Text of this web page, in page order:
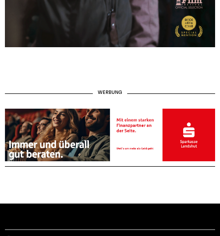
WERBUNG